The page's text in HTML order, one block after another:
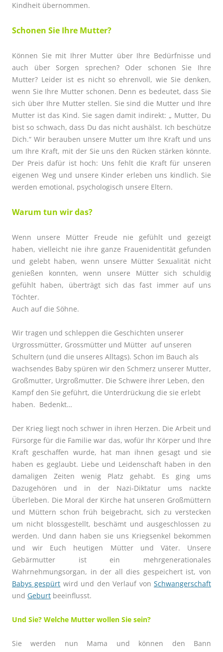
Kindheit übernommen.
Schonen Sie Ihre Mutter?
Können Sie mit Ihrer Mutter über Ihre Bedürfnisse und
auch über Sorgen sprechen? Oder schonen Sie Ihre
Mutter? Leider ist es nicht so ehrenvoll, wie Sie denken,
wenn Sie Ihre Mutter schonen. Denn es bedeutet, dass Sie
sich über Ihre Mutter stellen. Sie sind die Mutter und Ihre
Mutter ist das Kind. Sie sagen damit indirekt: „ Mutter, Du
bist so schwach, dass Du das nicht aushälst. Ich beschütze
Dich.“ Wir berauben unsere Mutter um Ihre Kraft und uns
um Ihre Kraft, mit der Sie uns den Rücken stärken könnte.
Der Preis dafür ist hoch: Uns fehlt die Kraft für unseren
eigenen Weg und unsere Kinder erleben uns kindlich. Sie
werden emotional, psychologisch unsere Eltern.
Warum tun wir das?
Wenn unsere Mütter Freude nie gefühlt und gezeigt
haben, vielleicht nie ihre ganze Frauenidentität gefunden
und gelebt haben, wenn unsere Mütter Sexualität nicht
genießen konnten, wenn unsere Mütter sich schuldig
gefühlt haben, überträgt sich das fast immer auf uns
Töchter.
Auch auf die Söhne.
Wir tragen und schleppen die Geschichten unserer
Urgrossmütter, Grossmütter und Mütter auf unseren
Schultern (und die unseres Alltags). Schon im Bauch als
wachsendes Baby spüren wir den Schmerz unserer Mutter,
Großmutter, Urgroßmutter. Die Schwere ihrer Leben, den
Kampf den Sie geführt, die Unterdrückung die sie erlebt
haben. Bedenkt…
Der Krieg liegt noch schwer in ihren Herzen. Die Arbeit und
Fürsorge für die Familie war das, wofür Ihr Körper und Ihre
Kraft geschaffen wurde, hat man ihnen gesagt und sie
haben es geglaubt. Liebe und Leidenschaft haben in den
damaligen Zeiten wenig Platz gehabt. Es ging ums
Dazugehören und in der Nazi-Diktatur ums nackte
Überleben. Die Moral der Kirche hat unseren Großmüttern
und Müttern schon früh beigebracht, sich zu verstecken
um nicht blossgestellt, beschämt und ausgeschlossen zu
werden. Und dann haben sie uns Kriegsenkel bekommen
und wir Euch heutigen Mütter und Väter. Unsere
Gebärmutter ist ein mehrgenerationales
Wahrnehmungsorgan, in der all dies gespeichert ist, von
Babys gespürt wird und den Verlauf vonSchwangerschaft
und Geburt beeinflusst.
Und Sie? Welche Mutter wollen Sie sein?
Sie werden nun Mama und können den Bann